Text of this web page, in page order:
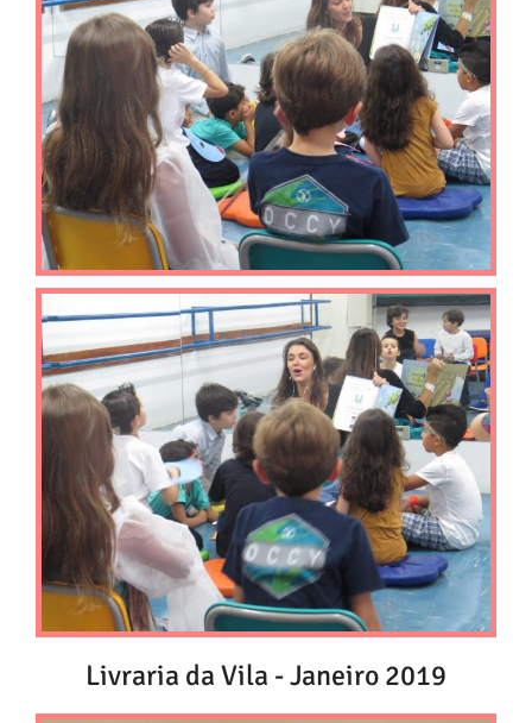
Livraria da Vila - Janeiro 2019